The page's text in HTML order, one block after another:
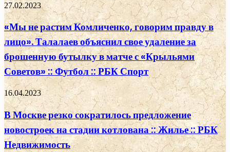
27.02.2023
«Мы не растим Комличенко, говорим правду в
лицо». Талалаев объяснил свое удаление за
брошенную бутылку в матче с «Крыльями
Советов» :: Футбол :: РБК Спорт
16.04.2023
В Москве резко сократилось предложение
новостроек на стадии котлована :: Жилье :: РБК
Недвижимость